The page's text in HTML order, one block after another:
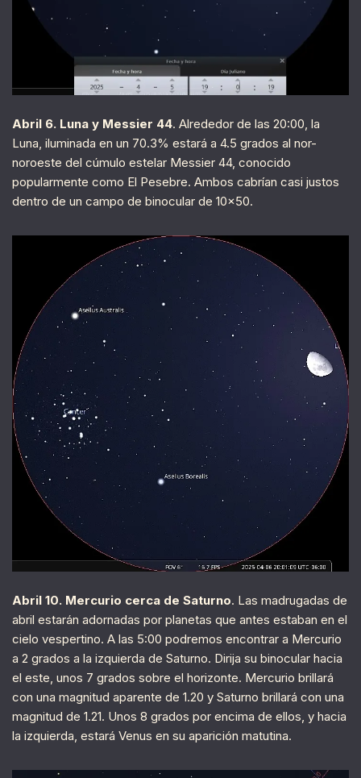
Abril 6. Luna y Messier 44. Alrededor de las 20:00, la
Luna, iluminada en un 70.3% estará a 4.5 grados al nor-
noroeste del cúmulo estelar Messier 44, conocido
popularmente como El Pesebre. Ambos cabrían casi justos
dentro de un campo de binocular de 10×50.
Abril 10. Mercurio cerca de Saturno. Las madrugadas de
abril estarán adornadas por planetas que antes estaban en el
cielo vespertino. A las 5:00 podremos encontrar a Mercurio
a 2 grados a la izquierda de Saturno. Dirija su binocular hacia
el este, unos 7 grados sobre el horizonte. Mercurio brillará
con una magnitud aparente de 1.20 y Saturno brillará con una
magnitud de 1.21. Unos 8 grados por encima de ellos, y hacia
la izquierda, estará Venus en su aparición matutina.